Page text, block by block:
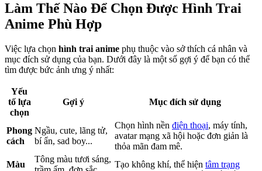
Làm Thế Nào Để Chọn Được Hình Trai
Anime Phù Hợp
Việc lựa chọn hình trai anime phụ thuộc vào sở thích cá nhân và
mục đích sử dụng của bạn. Dưới đây là một số gợi ý để bạn có thể
tìm được bức ảnh ưng ý nhất:
Yếu
tố lựa
chọn
Gợi ý Mục đích sử dụng
Phong
cách
Ngầu, cute, lãng tử,
bí ẩn, sad boy...
Chọn hình nền điện thoại, máy tính,
avatar mạng xã hội hoặc đơn giản là
thỏa mãn đam mê.
Màu
Tông màu tươi sáng,
Tạo không khí, thể hiện tâm trạng